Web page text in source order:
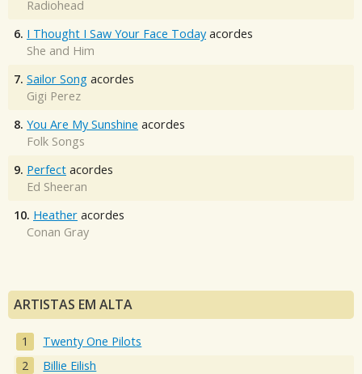
Radiohead
6. I Thought I Saw Your Face Today acordes
She and Him
7. Sailor Song acordes
Gigi Perez
8. You Are My Sunshine acordes
Folk Songs
9. Perfect acordes
Ed Sheeran
10. Heather acordes
Conan Gray
ARTISTAS EM ALTA
Twenty One Pilots
Billie Eilish